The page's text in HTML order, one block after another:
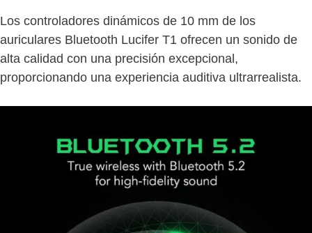
Los controladores dinámicos de 10 mm de los
auriculares Bluetooth Lucifer T1 ofrecen un sonido de
alta calidad con una precisión excepcional,
proporcionando una experiencia auditiva ultrarrealista.